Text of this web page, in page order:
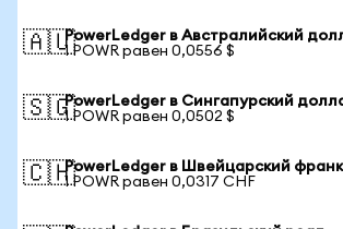
🇦🇺PowerLedger в Австралийский
1 POWR равен 0,0556 $
🇸🇬PowerLedger в Сингапурский
1 POWR равен 0,0502 $
🇨🇭PowerLedger в Швейцарский франк
1 POWR равен 0,0317 CHF